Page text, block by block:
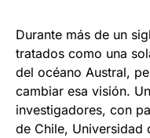
Durante más de un
tratados como una
del océano Austral,
cambiar esa visión.
investigadores, con
de Chile, Universidad